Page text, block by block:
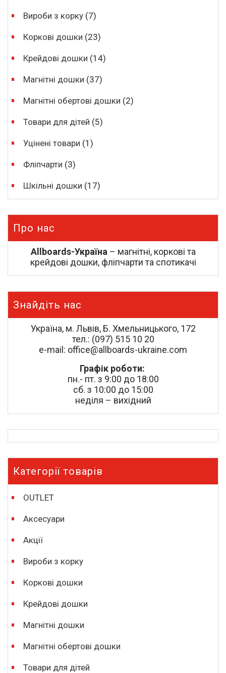
Вироби з корку (7)
Коркові дошки (23)
Крейдові дошки (14)
Магнітні дошки (37)
Магнітні обертові дошки (2)
Товари для дітей (5)
Уцінені товари (1)
Фліпчарти (3)
Шкільні дошки (17)
Про нас
Allboards-Україна – магнітні, коркові та
крейдові дошки, фліпчарти та спотикачі
Знайдіть нас
Україна, м. Львів, Б. Хмельницького, 172
тел.: (097) 515 10 20
e-mail: office@allboards-ukraine.com
Графік роботи:
пн.- пт. з 9:00 до 18:00
сб. з 10:00 до 15:00
неділя – вихідний
Категорії товарів
OUTLET
Аксесуари
Акції
Вироби з корку
Коркові дошки
Крейдові дошки
Магнітні дошки
Магнітні обертові дошки
Товари для дітей